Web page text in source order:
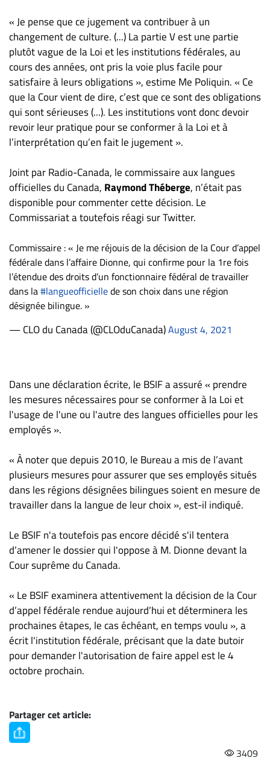
« Je pense que ce jugement va contribuer à un
changement de culture. (...) La partie V est une partie
plutôt vague de la Loi et les institutions fédérales, au
cours des années, ont pris la voie plus facile pour
satisfaire à leurs obligations », estime Me Poliquin. « Ce
que la Cour vient de dire, c’est que ce sont des obligations
qui sont sérieuses (...). Les institutions vont donc devoir
revoir leur pratique pour se conformer à la Loi et à
l’interprétation qu’en fait le jugement ».
Joint par Radio-Canada, le commissaire aux langues
officielles du Canada, Raymond Théberge, n’était pas
disponible pour commenter cette décision. Le
Commissariat a toutefois réagi sur Twitter.
Commissaire : « Je me réjouis de la décision de la Cour d’appel
fédérale dans l’affaire Dionne, qui confirme pour la 1re fois
l’étendue des droits d’un fonctionnaire fédéral de travailler
dans la#langueofficiellede son choix dans une région
désignée bilingue. »
— CLO du Canada (@CLOduCanada)August 4, 2021
Dans une déclaration écrite, le BSIF a assuré « prendre
les mesures nécessaires pour se conformer à la Loi et
l'usage de l'une ou l'autre des langues officielles pour les
employés ».
« À noter que depuis 2010, le Bureau a mis de l’avant
plusieurs mesures pour assurer que ses employés situés
dans les régions désignées bilingues soient en mesure de
travailler dans la langue de leur choix », est-il indiqué.
Le BSIF n'a toutefois pas encore décidé s'il tentera
d’amener le dossier qui l'oppose à M. Dionne devant la
Cour suprême du Canada.
« Le BSIF examinera attentivement la décision de la Cour
d’appel fédérale rendue aujourd’hui et déterminera les
prochaines étapes, le cas échéant, en temps voulu », a
écrit l'institution fédérale, précisant que la date butoir
pour demander l'autorisation de faire appel est le 4
octobre prochain.
Partager cet article:
3409